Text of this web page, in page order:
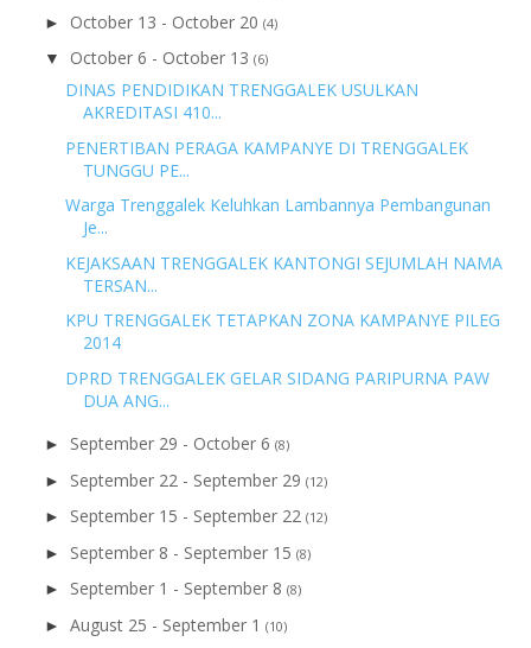
► October 13 - October 20 (4)
▼ October 6 - October 13 (6)
DINAS PENDIDIKAN TRENGGALEK USULKAN
AKREDITASI 410...
PENERTIBAN PERAGA KAMPANYE DI TRENGGALEK
TUNGGU PE...
Warga Trenggalek Keluhkan Lambannya Pembangunan
Je...
KEJAKSAAN TRENGGALEK KANTONGI SEJUMLAH NAMA
TERSAN...
KPU TRENGGALEK TETAPKAN ZONA KAMPANYE PILEG
2014
DPRD TRENGGALEK GELAR SIDANG PARIPURNA PAW
DUA ANG...
► September 29 - October 6 (8)
► September 22 - September 29 (12)
► September 15 - September 22 (12)
► September 8 - September 15 (8)
► September 1 - September 8 (8)
► August 25 - September 1 (10)